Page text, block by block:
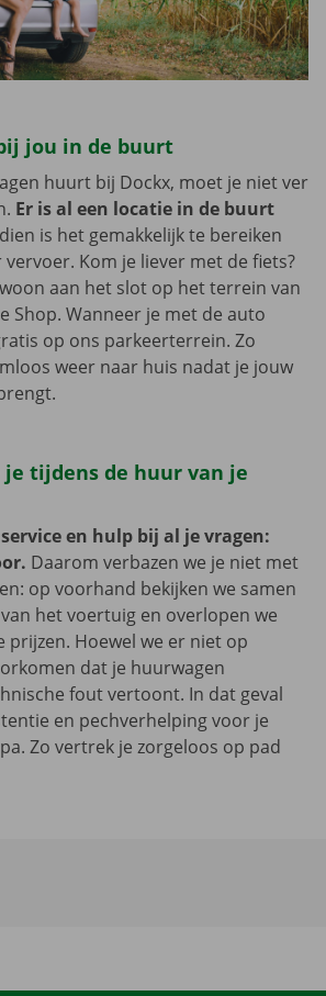
jou in de buurt
huurt bij Dockx, moet je niet ver
Er is al een locatie in de buurt
is het gemakkelijk te bereiken
Kom je liever met de fiets?
aan het slot op het terrein van
Shop. Wanneer je met de auto
op ons parkeerterrein. Zo
weer naar huis nadat je jouw
je tijdens de huur van je
en hulp bij al je vragen:
Daarom verbazen we je niet met
op voorhand bekijken we samen
het voertuig en overlopen we
prijzen. Hoewel we er niet op
dat je huurwagen
fout vertoont. In dat geval
en pechverhelping voor je
Zo vertrek je zorgeloos op pad